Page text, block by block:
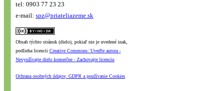
tel: 0903 77 23 23
e-mail: spz@priateliazeme.sk
Obsah týchto stránok (dielo), pokiaľ nie je uvedené inak,
podlieha licencii Creative Commons: Uveďte autora -
Nevyužívajte dielo komerčne - Zachovajte licenciu
Ochrana osobných údajov, GDPR a používanie Cookies